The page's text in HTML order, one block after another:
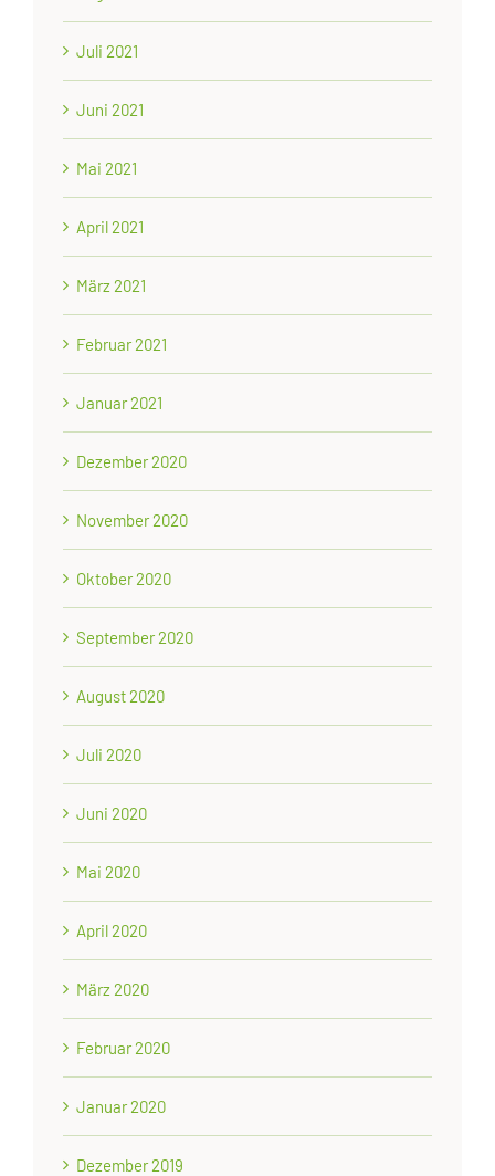
Juli 2021
Juni 2021
Mai 2021
April 2021
März 2021
Februar 2021
Januar 2021
Dezember 2020
November 2020
Oktober 2020
September 2020
August 2020
Juli 2020
Juni 2020
Mai 2020
April 2020
März 2020
Februar 2020
Januar 2020
Dezember 2019